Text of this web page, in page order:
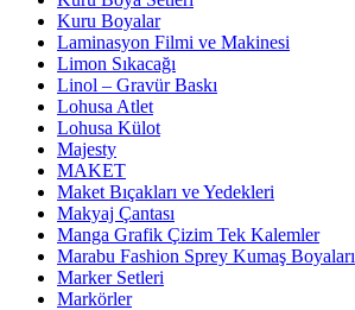
Kuru Boyalar
Laminasyon Filmi ve Makinesi
Limon Sıkacağı
Linol – Gravür Baskı
Lohusa Atlet
Lohusa Külot
Majesty
MAKET
Maket Bıçakları ve Yedekleri
Makyaj Çantası
Manga Grafik Çizim Tek Kalemler
Marabu Fashion Sprey Kumaş Boyaları
Marker Setleri
Markörler